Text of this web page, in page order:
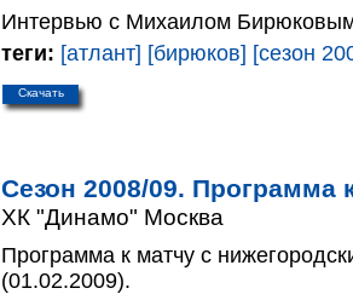
Интервью с Михаилом
теги: [атлант] [бирюков] [сезон
Скачать
Сезон 2008/09. Программа
ХК "Динамо" Москва
Программа к матчу с
(01.02.2009).